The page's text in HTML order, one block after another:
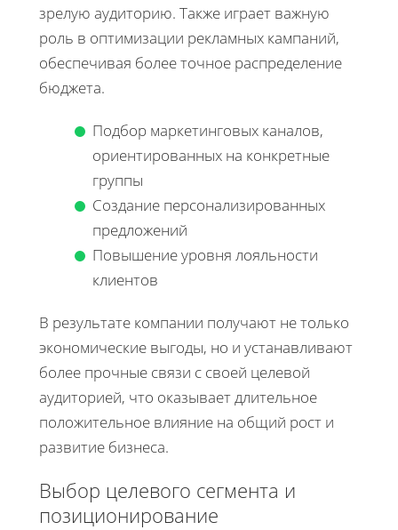
зрелую аудиторию. Также играет важную
роль в оптимизации рекламных кампаний,
обеспечивая более точное распределение
бюджета.
Подбор маркетинговых каналов,
ориентированных на конкретные
группы
Создание персонализированных
предложений
Повышение уровня лояльности
клиентов
В результате компании получают не только
экономические выгоды, но и устанавливают
более прочные связи с своей целевой
аудиторией, что оказывает длительное
положительное влияние на общий рост и
развитие бизнеса.
Выбор целевого сегмента и
позиционирование